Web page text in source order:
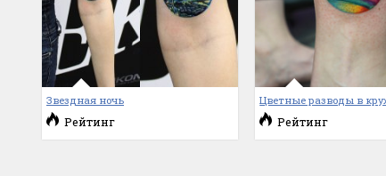
Звездная ночь
Рейтинг
Цветные разводы в
Рейтинг